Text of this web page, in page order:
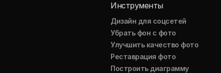
Инструменты
Дизайн для соцсетей
Убрать фон с фото
Улучшить качество фото
Реставрация фото
Построить диаграмму